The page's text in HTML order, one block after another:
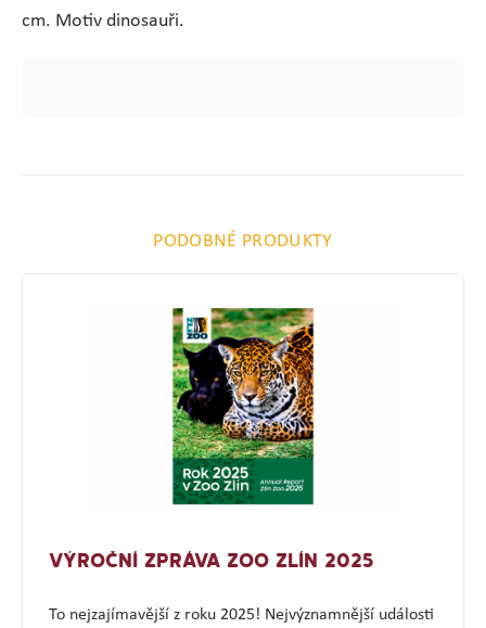
cm. Motiv dinosauři.
PODOBNÉ PRODUKTY
VÝROČNÍ ZPRÁVA ZOO ZLÍN 2025
To nejzajímavější z roku 2025! Nejvýznamnější události